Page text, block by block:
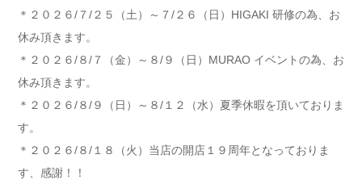
＊２０２６/７/２５（土）～７/２６（日）HIGAKI 研修の為、お
休み頂きます。
＊２０２６/８/７（金）～８/９（日）MURAO イベントの為、お
休み頂きます。
＊２０２６/８/９（日）～８/１２（水）夏季休暇を頂いておりま
す。
＊２０２６/８/１８（火）当店の開店１９周年となっておりま
す、感謝！！